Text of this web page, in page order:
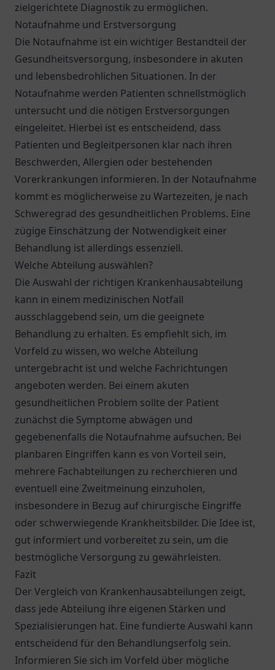
zielgerichtete Diagnostik zu ermöglichen.
Notaufnahme und Erstversorgung
Die Notaufnahme ist ein wichtiger Bestandteil der
Gesundheitsversorgung, insbesondere in akuten
und lebensbedrohlichen Situationen. In der
Notaufnahme werden Patienten schnellstmöglich
untersucht und die nötigen Erstversorgungen
eingeleitet. Hierbei ist es entscheidend, dass
Patienten und Begleitpersonen klar nach ihren
Beschwerden, Allergien oder bestehenden
Vorerkrankungen informieren. In der Notaufnahme
kommt es möglicherweise zu Wartezeiten, je nach
Schweregrad des gesundheitlichen Problems. Eine
zügige Einschätzung der Notwendigkeit einer
Behandlung ist allerdings essenziell.
Welche Abteilung auswählen?
Die Auswahl der richtigen Krankenhausabteilung
kann in einem medizinischen Notfall
ausschlaggebend sein, um die geeignete
Behandlung zu erhalten. Es empfiehlt sich, im
Vorfeld zu wissen, wo welche Abteilung
untergebracht ist und welche Fachrichtungen
angeboten werden. Bei einem akuten
gesundheitlichen Problem sollte der Patient
zunächst die Symptome abwägen und
gegebenenfalls die Notaufnahme aufsuchen. Bei
planbaren Eingriffen kann es von Vorteil sein,
mehrere Fachabteilungen zu recherchieren und
eventuell eine Zweitmeinung einzuholen,
insbesondere in Bezug auf chirurgische Eingriffe
oder schwerwiegende Krankheitsbilder. Die Idee ist,
gut informiert und vorbereitet zu sein, um die
bestmögliche Versorgung zu gewährleisten.
Fazit
Der Vergleich von Krankenhausabteilungen zeigt,
dass jede Abteilung ihre eigenen Stärken und
Spezialisierungen hat. Eine fundierte Auswahl kann
entscheidend für den Behandlungserfolg sein.
Informieren Sie sich im Vorfeld über mögliche